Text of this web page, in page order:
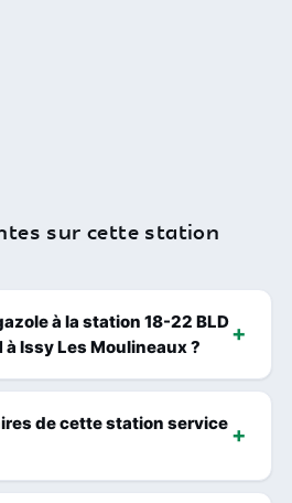
sur cette station
à la station 18-22 BLD
à Issy Les Moulineaux ?
de cette station service